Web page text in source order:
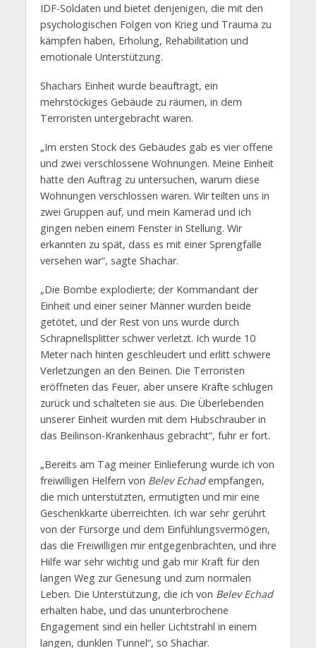
IDF-Soldaten und bietet denjenigen, die mit den
psychologischen Folgen von Krieg und Trauma zu
kämpfen haben, Erholung, Rehabilitation und
emotionale Unterstützung.
Shachars Einheit wurde beauftragt, ein
mehrstöckiges Gebäude zu räumen, in dem
Terroristen untergebracht waren.
„Im ersten Stock des Gebäudes gab es vier offene
und zwei verschlossene Wohnungen. Meine Einheit
hatte den Auftrag zu untersuchen, warum diese
Wohnungen verschlossen waren. Wir teilten uns in
zwei Gruppen auf, und mein Kamerad und ich
gingen neben einem Fenster in Stellung. Wir
erkannten zu spät, dass es mit einer Sprengfalle
versehen war“, sagte Shachar.
„Die Bombe explodierte; der Kommandant der
Einheit und einer seiner Männer wurden beide
getötet, und der Rest von uns wurde durch
Schrapnellsplitter schwer verletzt. Ich wurde 10
Meter nach hinten geschleudert und erlitt schwere
Verletzungen an den Beinen. Die Terroristen
eröffneten das Feuer, aber unsere Kräfte schlugen
zurück und schalteten sie aus. Die Überlebenden
unserer Einheit wurden mit dem Hubschrauber in
das Beilinson-Krankenhaus gebracht“, fuhr er fort.
„Bereits am Tag meiner Einlieferung wurde ich von
freiwilligen Helfern von Belev Echadempfangen,
die mich unterstützten, ermutigten und mir eine
Geschenkkarte überreichten. Ich war sehr gerührt
von der Fürsorge und dem Einfühlungsvermögen,
das die Freiwilligen mir entgegenbrachten, und ihre
Hilfe war sehr wichtig und gab mir Kraft für den
langen Weg zur Genesung und zum normalen
Leben. Die Unterstützung, die ich von Belev Echad
erhalten habe, und das ununterbrochene
Engagement sind ein heller Lichtstrahl in einem
langen, dunklen Tunnel“, so Shachar.